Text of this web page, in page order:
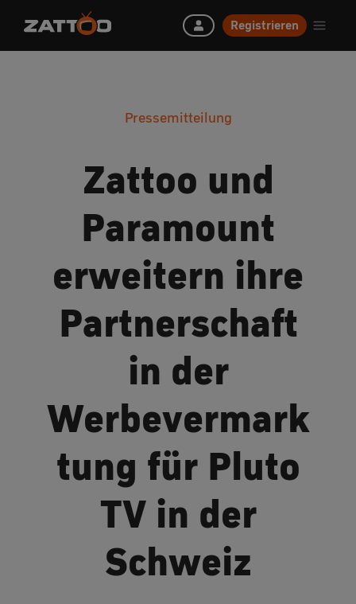
Registrieren
Pressemitteilung
Zattoo und
Paramount
erweitern ihre
Partnerschaft
in der
Werbevermark
tung für Pluto
TV in der
Schweiz